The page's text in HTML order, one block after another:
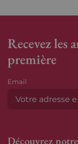
Recevez les
première
Email
Découvrez